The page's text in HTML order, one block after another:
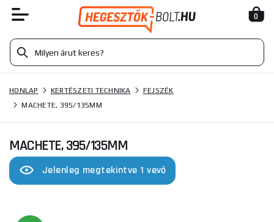
0
HONLAP KERTÉSZETI TECHNIKA
FEJSZÉK
MACHETE, 395/135MM
MACHETE, 395/135MM
Jelenleg megtekintve 1 vevő